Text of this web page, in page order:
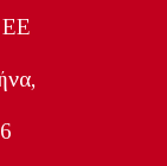
ΕΕ